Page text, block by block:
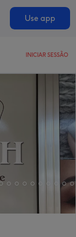
Use app
INICIAR SESSÃO